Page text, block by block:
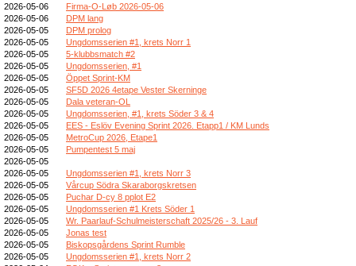
2026-05-06
Firma-O-Løb 2026-05-06
2026-05-06
DPM lang
2026-05-05
DPM prolog
2026-05-05
Ungdomsserien #1, krets Norr 1
2026-05-05
5-klubbsmatch #2
2026-05-05
Ungdomsserien, #1
2026-05-05
Öppet Sprint-KM
2026-05-05
SF5D 2026 4etape Vester Skerninge
2026-05-05
Dala veteran-OL
2026-05-05
Ungdomsserien, #1, krets Söder 3 & 4
2026-05-05
EES - Eslöv Evening Sprint 2026. Etapp1 / KM Lunds
2026-05-05
MetroCup 2026, Etape1
2026-05-05
Pumpentest 5 maj
2026-05-05
2026-05-05
Ungdomsserien #1, krets Norr 3
2026-05-05
Vårcup Södra Skaraborgskretsen
2026-05-05
Puchar D-cy 8 pplot E2
2026-05-05
Ungdomsserien #1 Krets Söder 1
2026-05-05
Wr. Paarlauf-Schulmeisterschaft 2025/26 - 3. Lauf
2026-05-05
Jonas test
2026-05-05
Biskopsgårdens Sprint Rumble
2026-05-05
Ungdomsserien #1, krets Norr 2